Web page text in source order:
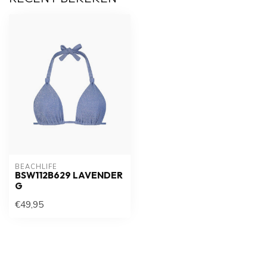
BEACHLIFE
BSW112B629 LAVENDER
G
€49,95